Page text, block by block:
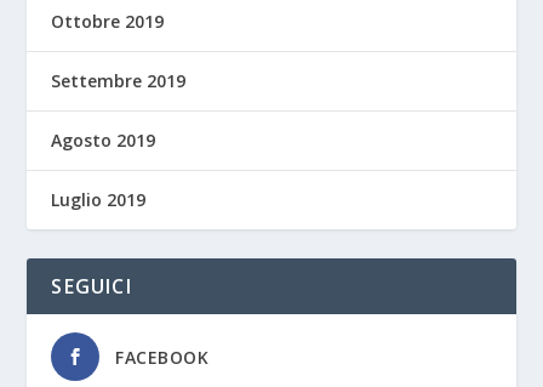
Ottobre 2019
Settembre 2019
Agosto 2019
Luglio 2019
SEGUICI
FACEBOOK